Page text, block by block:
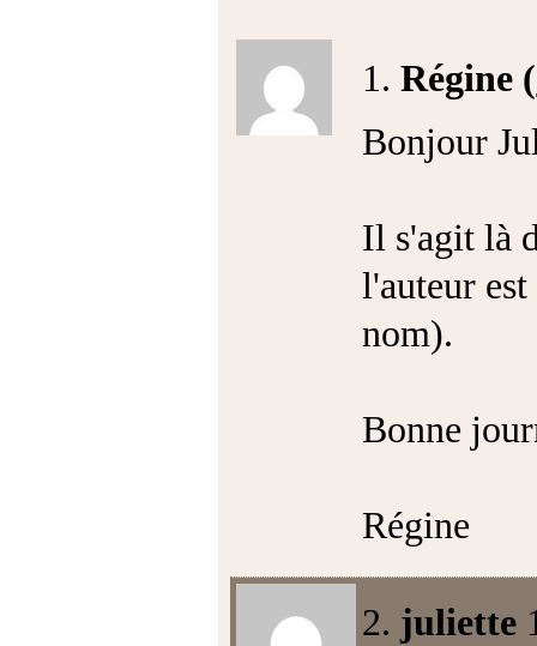
1. Régine (
Bonjour
Il s'agit là
l'auteur
nom).
Bonne
Régine
2. juliette